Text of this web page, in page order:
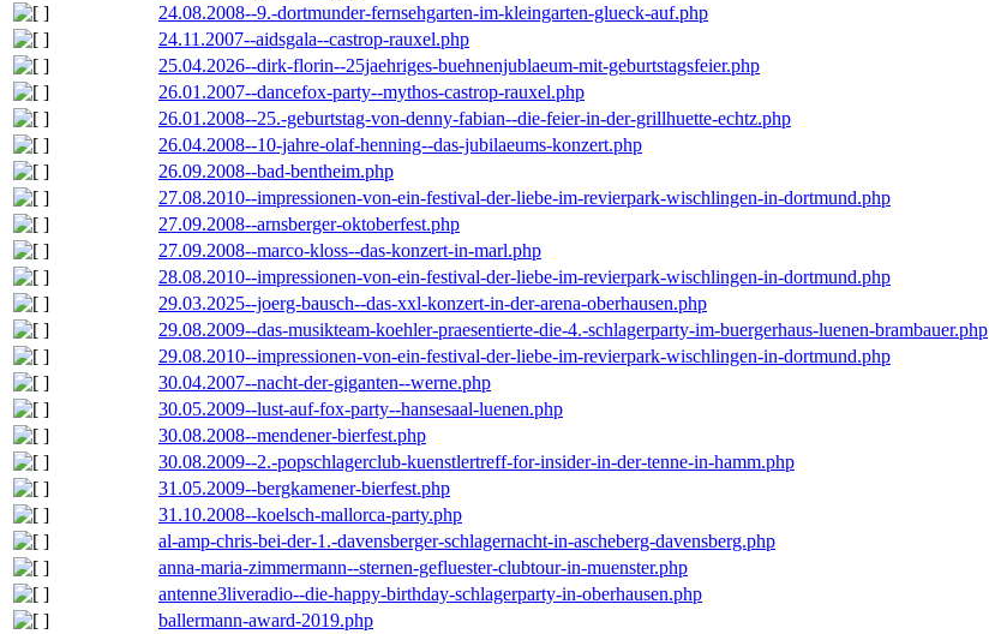
24.08.2008--9.-dortmunder-fernsehgarten-im-kleingarten-glueck-auf.php
24.11.2007--aidsgala--castrop-rauxel.php
25.04.2026--dirk-florin--25jaehriges-buehnenjublaeum-mit-geburtstagsfeier.php
26.01.2007--dancefox-party--mythos-castrop-rauxel.php
26.01.2008--25.-geburtstag-von-denny-fabian--die-feier-in-der-grillhuette-echtz.php
26.04.2008--10-jahre-olaf-henning--das-jubilaeums-konzert.php
26.09.2008--bad-bentheim.php
27.08.2010--impressionen-von-ein-festival-der-liebe-im-revierpark-wischlingen-in-dortmund.php
27.09.2008--arnsberger-oktoberfest.php
27.09.2008--marco-kloss--das-konzert-in-marl.php
28.08.2010--impressionen-von-ein-festival-der-liebe-im-revierpark-wischlingen-in-dortmund.php
29.03.2025--joerg-bausch--das-xxl-konzert-in-der-arena-oberhausen.php
29.08.2009--das-musikteam-koehler-praesentierte-die-4.-schlagerparty-im-buergerhaus-luenen-brambauer.php
29.08.2010--impressionen-von-ein-festival-der-liebe-im-revierpark-wischlingen-in-dortmund.php
30.04.2007--nacht-der-giganten--werne.php
30.05.2009--lust-auf-fox-party--hansesaal-luenen.php
30.08.2008--mendener-bierfest.php
30.08.2009--2.-popschlagerclub-kuenstlertreff-for-insider-in-der-tenne-in-hamm.php
31.05.2009--bergkamener-bierfest.php
31.10.2008--koelsch-mallorca-party.php
al-amp-chris-bei-der-1.-davensberger-schlagernacht-in-ascheberg-davensberg.php
anna-maria-zimmermann--sternen-gefluester-clubtour-in-muenster.php
antenne3liveradio--die-happy-birthday-schlagerparty-in-oberhausen.php
ballermann-award-2019.php